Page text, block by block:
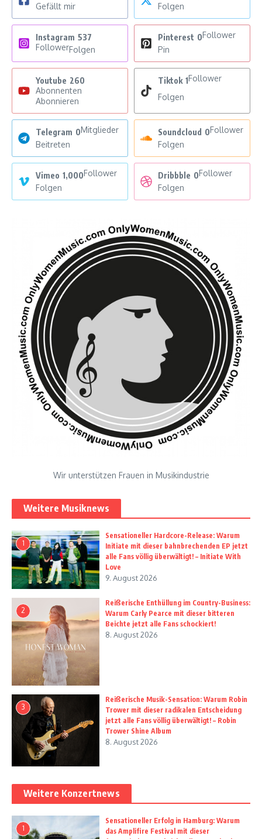
Gefällt mir
Folgen
Instagram 537
FollowerFolgen
Pinterest 0Follower
Pin
Youtube 260
Abonnenten
Abonnieren
Tiktok 1Follower
Folgen
Telegram 0Mitglieder
Beitreten
Soundcloud 0Follower
Folgen
Vimeo 1,000Follower
Folgen
Dribbble 0Follower
Folgen
Wir unterstützen Frauen in Musikindustrie
Weitere Musiknews
1
Sensationeller Hardcore-Release: Warum
Initiate mit dieser bahnbrechenden EP jetzt
alle Fans völlig überwältigt! – Initiate With
Love
9. August 2026
2
Reißerische Enthüllung im Country-Business:
Warum Carly Pearce mit dieser bitteren
Beichte jetzt alle Fans schockiert!
8. August 2026
3
Reißerische Musik-Sensation: Warum Robin
Trower mit dieser radikalen Entscheidung
jetzt alle Fans völlig überwältigt! – Robin
Trower Shine Album
8. August 2026
Weitere Konzertnews
1
Sensationeller Erfolg in Hamburg: Warum
das Amplifire Festival mit dieser